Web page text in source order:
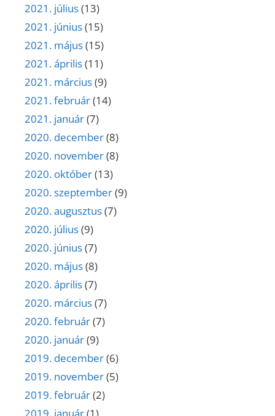
2021. július(13)
2021. június(15)
2021. május(15)
2021. április(11)
2021. március(9)
2021. február(14)
2021. január(7)
2020. december(8)
2020. november(8)
2020. október(13)
2020. szeptember(9)
2020. augusztus(7)
2020. július(9)
2020. június(7)
2020. május(8)
2020. április(7)
2020. március(7)
2020. február(7)
2020. január(9)
2019. december(6)
2019. november(5)
2019. február(2)
2019. január(1)